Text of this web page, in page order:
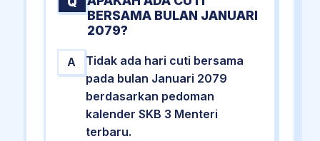
BERSAMA BULAN JANUARI
2079?
A
Tidak ada hari cuti bersama
pada bulan Januari 2079
berdasarkan pedoman
kalender SKB 3 Menteri
terbaru.